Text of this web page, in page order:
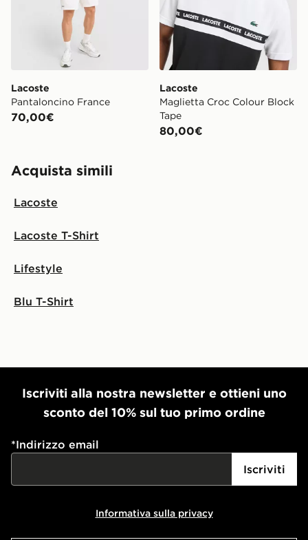
Lacoste
Pantaloncino France
70,00€
Lacoste
Maglietta Croc Colour Block
Tape
80,00€
Acquista simili
Lacoste
Lacoste T-Shirt
Lifestyle
Blu T-Shirt
Iscriviti alla nostra newsletter e ottieni uno
sconto del 10% sul tuo primo ordine
*Indirizzo email
Iscriviti
Informativa sulla privacy